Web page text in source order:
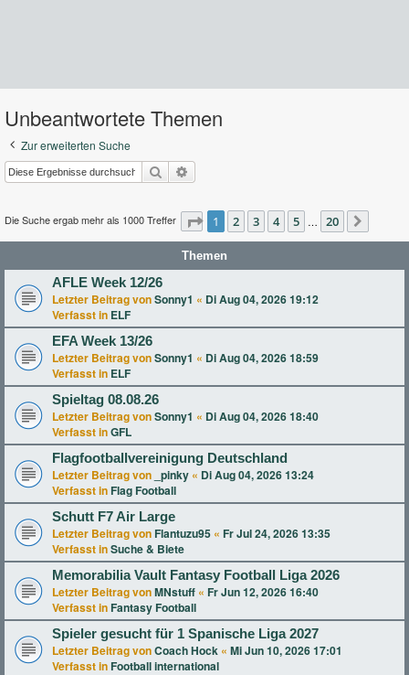
Unbeantwortete Themen
Zur erweiterten Suche
Suche
Die Suche ergab mehr als 1000 Treffer Seite1 von 20
1 2 3 4 5 … 20
Themen
AFLE Week 12/26
Letzter Beitrag vonSonny1 « Di Aug 04, 2026 19:12
Verfasst in ELF
EFA Week 13/26
Letzter Beitrag vonSonny1 « Di Aug 04, 2026 18:59
Verfasst in ELF
Spieltag 08.08.26
Letzter Beitrag vonSonny1 « Di Aug 04, 2026 18:40
Verfasst inGFL
Flagfootballvereinigung Deutschland
Letzter Beitrag von _pinky « Di Aug 04, 2026 13:24
Verfasst in Flag Football
Schutt F7 Air Large
Letzter Beitrag von Flantuzu95 « Fr Jul 24, 2026 13:35
Verfasst inSuche & Biete
Memorabilia Vault Fantasy Football Liga 2026
Letzter Beitrag vonMNstuff « Fr Jun 12, 2026 16:40
Verfasst in Fantasy Football
Spieler gesucht für 1 Spanische Liga 2027
Letzter Beitrag vonCoach Hock « Mi Jun 10, 2026 17:01
Verfasst in Football international